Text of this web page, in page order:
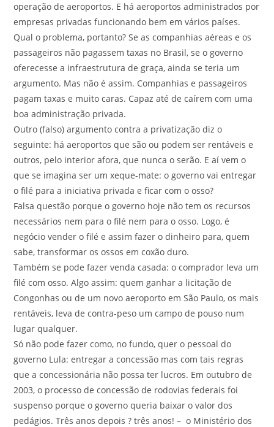
operação de aeroportos. E há aeroportos administrados por
empresas privadas funcionando bem em vários países.
Qual o problema, portanto? Se as companhias aéreas e os
passageiros não pagassem taxas no Brasil, se o governo
oferecesse a infraestrutura de graça, ainda se teria um
argumento. Mas não é assim. Companhias e passageiros
pagam taxas e muito caras. Capaz até de caírem com uma
boa administração privada.
Outro (falso) argumento contra a privatização diz o
seguinte: há aeroportos que são ou podem ser rentáveis e
outros, pelo interior afora, que nunca o serão. E aí vem o
que se imagina ser um xeque-mate: o governo vai entregar
o filé para a iniciativa privada e ficar com o osso?
Falsa questão porque o governo hoje não tem os recursos
necessários nem para o filé nem para o osso. Logo, é
negócio vender o filé e assim fazer o dinheiro para, quem
sabe, transformar os ossos em coxão duro.
Também se pode fazer venda casada: o comprador leva um
filé com osso. Algo assim: quem ganhar a licitação de
Congonhas ou de um novo aeroporto em São Paulo, os mais
rentáveis, leva de contra-peso um campo de pouso num
lugar qualquer.
Só não pode fazer como, no fundo, quer o pessoal do
governo Lula: entregar a concessão mas com tais regras
que a concessionária não possa ter lucros. Em outubro de
2003, o processo de concessão de rodovias federais foi
suspenso porque o governo queria baixar o valor dos
pedágios. Três anos depois ? três anos! – o Ministério dos